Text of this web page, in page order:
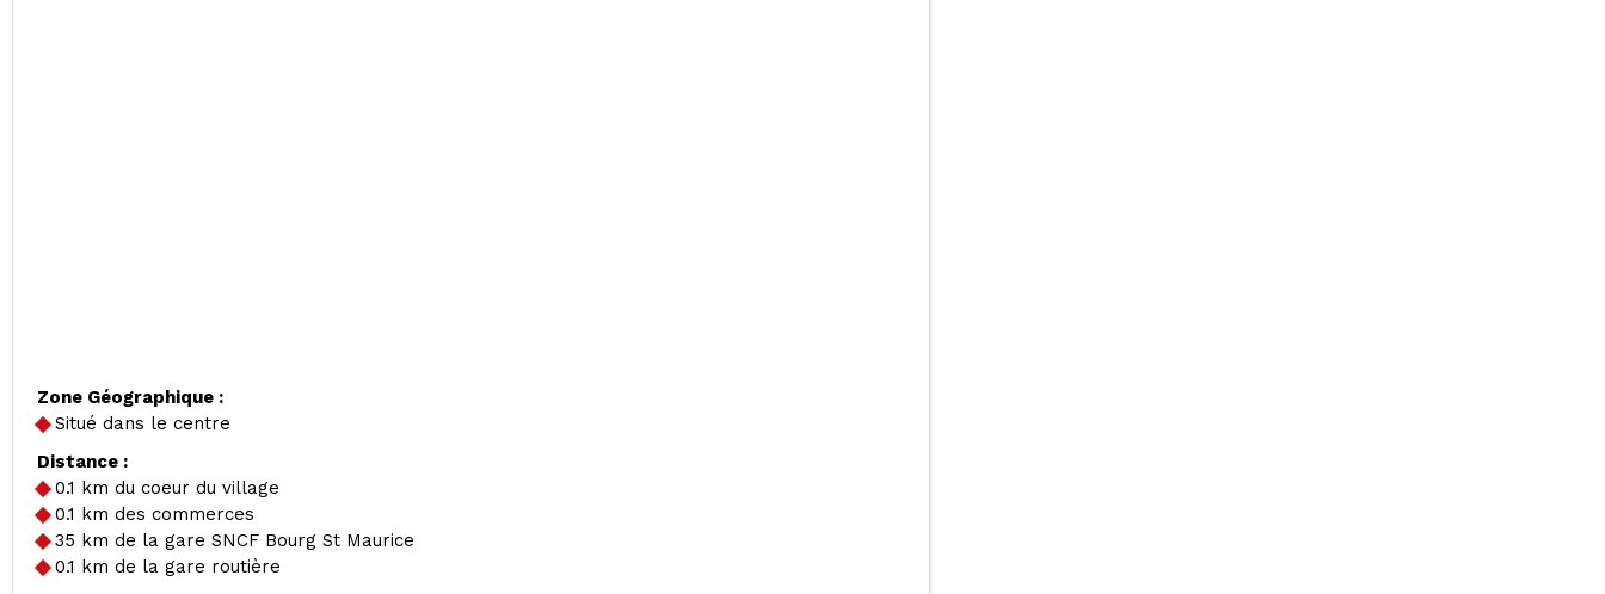
Zone Géographique :
Situé dans le centre
Distance :
0.1 km du coeur du village
0.1 km des commerces
35 km de la gare SNCF Bourg St Maurice
0.1 km de la gare routière